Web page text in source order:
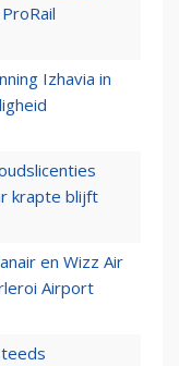
Izhavia in
krapte blijft
en Wizz Air
Airport